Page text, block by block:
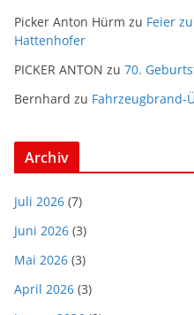
Picker Anton Hürm zu Feier
Hattenhofer
PICKER ANTON zu 70.
Bernhard zu Fahrzeugbrand-
Archiv
Juli 2026 (7)
Juni 2026 (3)
Mai 2026 (3)
April 2026 (3)